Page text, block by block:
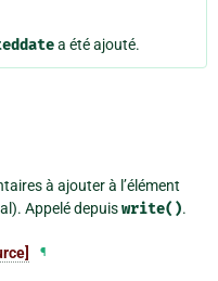
a été ajouté.
à ajouter à l’élément
Appelé depuiswrite().
¶